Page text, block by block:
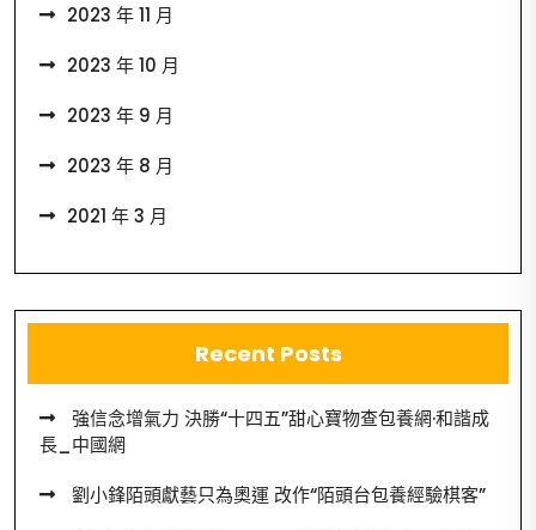
2023 年 11 月
2023 年 10 月
2023 年 9 月
2023 年 8 月
2021 年 3 月
Recent Posts
強信念增氣力 決勝“十四五”甜心寶物查包養網·和諧成
長_中國網
劉小鋒陌頭獻藝只為奧運 改作“陌頭台包養經驗棋客”